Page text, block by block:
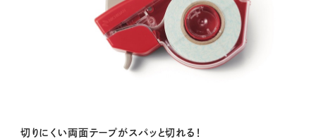
切りにくい両面テープがスパッと切れる！